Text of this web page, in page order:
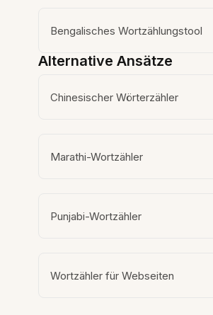
Bengalisches Wortzählungstool
Alternative Ansätze
Chinesischer Wörterzähler
Marathi-Wortzähler
Punjabi-Wortzähler
Wortzähler für Webseiten